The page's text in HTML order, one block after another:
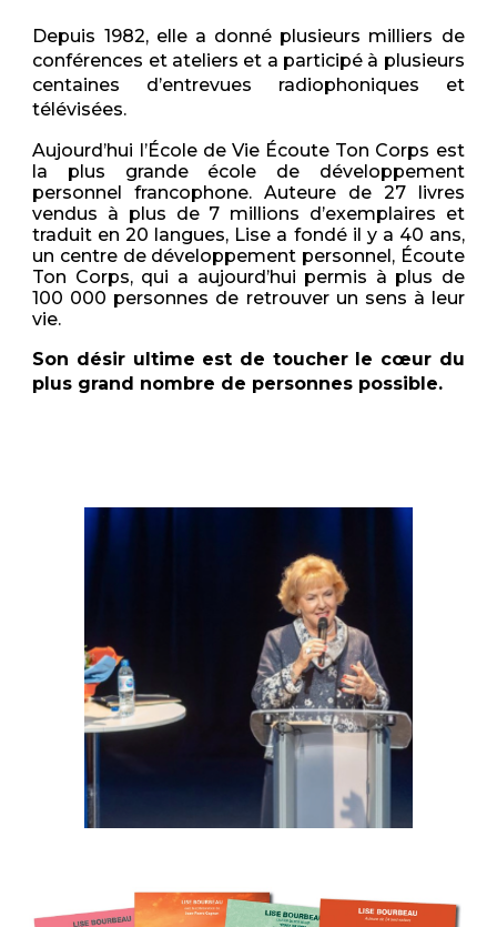
Depuis 1982, elle a donné plusieurs milliers de
conférences et ateliers et a participé à plusieurs
centaines d’entrevues radiophoniques et
télévisées.
Aujourd’hui l’École de Vie Écoute Ton Corps est
la plus grande école de développement
personnel francophone. Auteure de 27livres
vendus à plus de 7 millions d’exemplaires et
traduit en 20 langues, Lise a fondé il y a 40 ans,
un centre de développement personnel, Écoute
Ton Corps, qui a aujourd’hui permis à plus de
100 000 personnes de retrouver un sens à leur
vie.
Son désir ultime est de toucher le cœur du
plus grand nombre de personnes possible.